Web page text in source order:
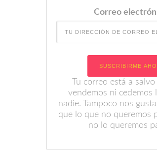
Correo
Tu correo está a
vendemos ni cedemos
nadie. Tampoco nos
que lo que no queremos
no lo queremos